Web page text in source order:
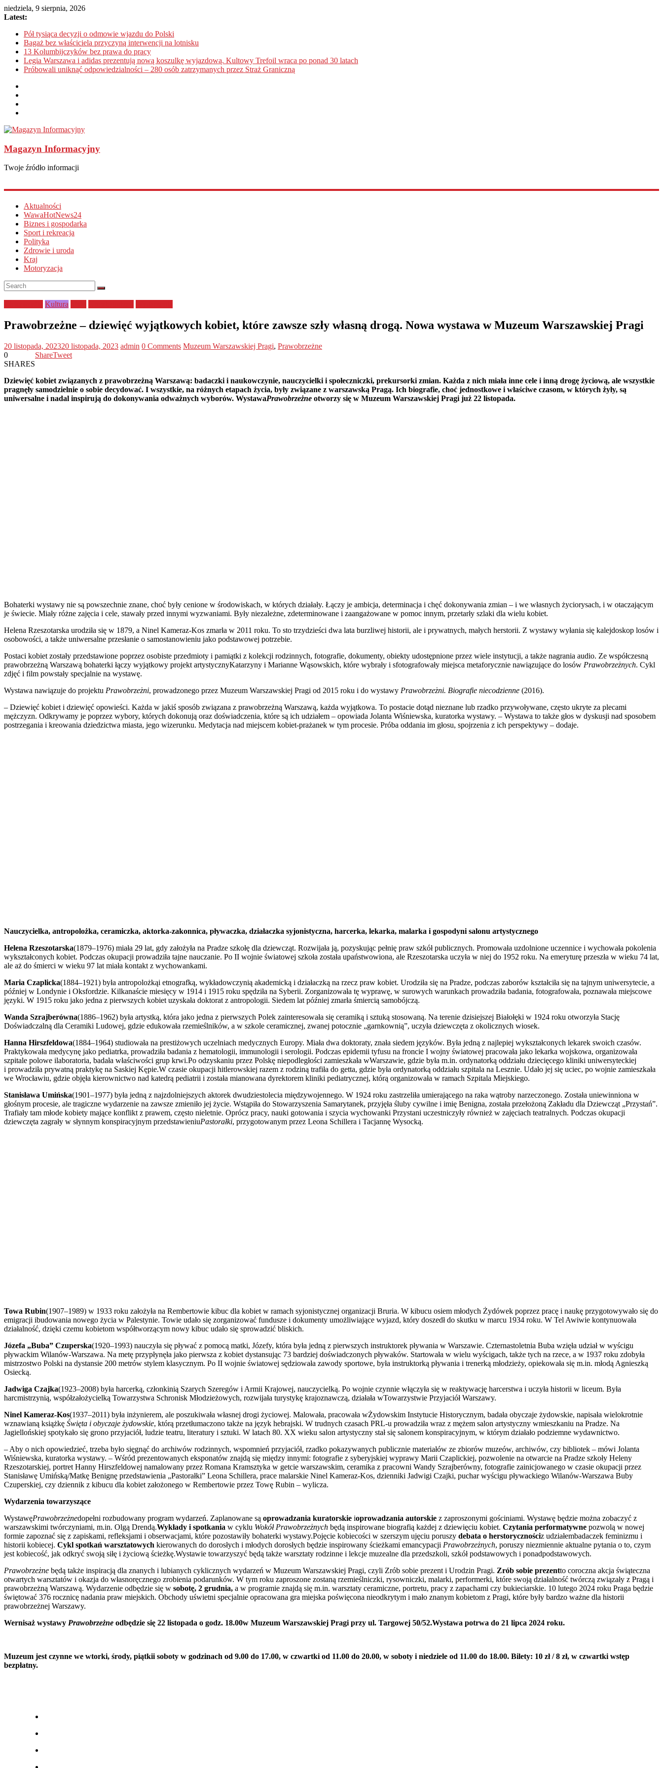
niedziela, 9 sierpnia, 2026
Latest:
Pół tysiąca decyzji o odmowie wjazdu do Polski
Bagaż bez właściciela przyczyną interwencji na lotnisku
13 Kolumbijczyków bez prawa do pracy
Legia Warszawa i adidas prezentują nową koszulkę wyjazdową. Kultowy Trefoil wraca po ponad 30 latach
Próbowali uniknąć odpowiedzialności – 280 osób zatrzymanych przez Straż Graniczną
Magazyn Informacyjny
Twoje źródło informacji
Aktualności
WawaHotNews24
Biznes i gospodarka
Sport i rekreacja
Polityka
Zdrowie i uroda
Kraj
Motoryzacja
Kultura
Prawobrzeżne – dziewięć wyjątkowych kobiet, które zawsze szły własną drogą. Nowa wystawa w Muzeum Warszawskiej Pragi
20 listopada, 202320 listopada, 2023 admin 0 Comments Muzeum Warszawskiej Pragi, Prawobrzeżne
0
SHARES
ShareTweet
Dziewięć kobiet związanych z prawobrzeżną Warszawą: badaczki i naukowczynie, nauczycielki i społeczniczki, prekursorki zmian. Każda z nich miała inne cele i inną drogę życiową, ale wszystkie
pragnęły samodzielnie o sobie decydować. I wszystkie, na różnych etapach życia, były związane z warszawską Pragą. Ich biografie, choć jednostkowe i właściwe czasom, w których żyły, są
uniwersalne i nadal inspirują do dokonywania odważnych wyborów. WystawaPrawobrzeżne otworzy się w Muzeum Warszawskiej Pragi już 22 listopada.
Bohaterki wystawy nie są powszechnie znane, choć były cenione w środowiskach, w których działały. Łączy je ambicja, determinacja i chęć dokonywania zmian – i we własnych życiorysach, i w otaczającym
je świecie. Miały różne zajęcia i cele, stawały przed innymi wyzwaniami. Były niezależne, zdeterminowane i zaangażowane w pomoc innym, przetarły szlaki dla wielu kobiet.
Helena Rzeszotarska urodziła się w 1879, a Ninel Kameraz-Kos zmarła w 2011 roku. To sto trzydzieści dwa lata burzliwej historii, ale i prywatnych, małych herstorii. Z wystawy wyłania się kalejdoskop losów i
osobowości, a także uniwersalne przesłanie o samostanowieniu jako podstawowej potrzebie.
Postaci kobiet zostały przedstawione poprzez osobiste przedmioty i pamiątki z kolekcji rodzinnych, fotografie, dokumenty, obiekty udostępnione przez wiele instytucji, a także nagrania audio. Ze współczesną
prawobrzeżną Warszawą bohaterki łączy wyjątkowy projekt artystycznyKatarzyny i Marianne Wąsowskich, które wybrały i sfotografowały miejsca metaforycznie nawiązujące do losów Prawobrzeżnych. Cykl
zdjęć i film powstały specjalnie na wystawę.
Wystawa nawiązuje do projektu Prawobrzeżni, prowadzonego przez Muzeum Warszawskiej Pragi od 2015 roku i do wystawy Prawobrzeżni. Biografie niecodzienne (2016).
– Dziewięć kobiet i dziewięć opowieści. Każda w jakiś sposób związana z prawobrzeżną Warszawą, każda wyjątkowa. To postacie dotąd nieznane lub rzadko przywoływane, często ukryte za plecami
mężczyzn. Odkrywamy je poprzez wybory, których dokonują oraz doświadczenia, które są ich udziałem – opowiada Jolanta Wiśniewska, kuratorka wystawy. – Wystawa to także głos w dyskusji nad sposobem
postrzegania i kreowania dziedzictwa miasta, jego wizerunku. Medytacja nad miejscem kobiet-prażanek w tym procesie. Próba oddania im głosu, spojrzenia z ich perspektywy – dodaje.
Nauczycielka, antropolożka, ceramiczka, aktorka-zakonnica, pływaczka, działaczka syjonistyczna, harcerka, lekarka, malarka i gospodyni salonu artystycznego
Helena Rzeszotarska(1879–1976) miała 29 lat, gdy założyła na Pradze szkołę dla dziewcząt. Rozwijała ją, pozyskując pełnię praw szkół publicznych. Promowała uzdolnione uczennice i wychowała pokolenia
wykształconych kobiet. Podczas okupacji prowadziła tajne nauczanie. Po II wojnie światowej szkoła została upaństwowiona, ale Rzeszotarska uczyła w niej do 1952 roku. Na emeryturę przeszła w wieku 74 lat,
ale aż do śmierci w wieku 97 lat miała kontakt z wychowankami.
Maria Czaplicka(1884–1921) była antropolożkąi etnografką, wykładowczynią akademicką i działaczką na rzecz praw kobiet. Urodziła się na Pradze, podczas zaborów kształciła się na tajnym uniwersytecie, a
później w Londynie i Oksfordzie. Kilkanaście miesięcy w 1914 i 1915 roku spędziła na Syberii. Zorganizowała tę wyprawę, w surowych warunkach prowadziła badania, fotografowała, poznawała miejscowe
języki. W 1915 roku jako jedna z pierwszych kobiet uzyskała doktorat z antropologii. Siedem lat później zmarła śmiercią samobójczą.
Wanda Szrajberówna(1886–1962) była artystką, która jako jedna z pierwszych Polek zainteresowała się ceramiką i sztuką stosowaną. Na terenie dzisiejszej Białołęki w 1924 roku otworzyła Stację
Doświadczalną dla Ceramiki Ludowej, gdzie edukowała rzemieślników, a w szkole ceramicznej, zwanej potocznie „garnkownią”, uczyła dziewczęta z okolicznych wiosek.
Hanna Hirszfeldowa(1884–1964) studiowała na prestiżowych uczelniach medycznych Europy. Miała dwa doktoraty, znała siedem języków. Była jedną z najlepiej wykształconych lekarek swoich czasów.
Praktykowała medycynę jako pediatrka, prowadziła badania z hematologii, immunologii i serologii. Podczas epidemii tyfusu na froncie I wojny światowej pracowała jako lekarka wojskowa, organizowała
szpitale polowe ilaboratoria, badała właściwości grup krwi.Po odzyskaniu przez Polskę niepodległości zamieszkała wWarszawie, gdzie była m.in. ordynatorką oddziału dziecięcego kliniki uniwersyteckiej
i prowadziła prywatną praktykę na Saskiej Kępie.W czasie okupacji hitlerowskiej razem z rodziną trafiła do getta, gdzie była ordynatorką oddziału szpitala na Lesznie. Udało jej się uciec, po wojnie zamieszkała
we Wrocławiu, gdzie objęła kierownictwo nad katedrą pediatrii i została mianowana dyrektorem kliniki pediatrycznej, którą organizowała w ramach Szpitala Miejskiego.
Stanisława Umińska(1901–1977) była jedną z najzdolniejszych aktorek dwudziestolecia międzywojennego. W 1924 roku zastrzeliła umierającego na raka wątroby narzeczonego. Została uniewinniona w
głośnym procesie, ale tragiczne wydarzenie na zawsze zmieniło jej życie. Wstąpiła do Stowarzyszenia Samarytanek, przyjęła śluby cywilne i imię Benigna, została przełożoną Zakładu dla Dziewcząt „Przystań”.
Trafiały tam młode kobiety mające konflikt z prawem, często nieletnie. Oprócz pracy, nauki gotowania i szycia wychowanki Przystani uczestniczyły również w zajęciach teatralnych. Podczas okupacji
dziewczęta zagrały w słynnym konspiracyjnym przedstawieniuPastorałki, przygotowanym przez Leona Schillera i Tacjannę Wysocką.
Towa Rubin(1907–1989) w 1933 roku założyła na Rembertowie kibuc dla kobiet w ramach syjonistycznej organizacji Bruria. W kibucu osiem młodych Żydówek poprzez pracę i naukę przygotowywało się do
emigracji ibudowania nowego życia w Palestynie. Towie udało się zorganizować fundusze i dokumenty umożliwiające wyjazd, który doszedł do skutku w marcu 1934 roku. W Tel Awiwie kontynuowała
działalność, dzięki czemu kobietom współtworzącym nowy kibuc udało się sprowadzić bliskich.
Józefa „Buba” Czuperska(1920–1993) nauczyła się pływać z pomocą matki, Józefy, która była jedną z pierwszych instruktorek pływania w Warszawie. Czternastoletnia Buba wzięła udział w wyścigu
pływackim Wilanów-Warszawa. Na metę przypłynęła jako pierwsza z kobiet dystansując 73 bardziej doświadczonych pływaków. Startowała w wielu wyścigach, także tych na rzece, a w 1937 roku zdobyła
mistrzostwo Polski na dystansie 200 metrów stylem klasycznym. Po II wojnie światowej sędziowała zawody sportowe, była instruktorką pływania i trenerką młodzieży, opiekowała się m.in. młodą Agnieszką
Osiecką.
Jadwiga Czajka(1923–2008) była harcerką, członkinią Szarych Szeregów i Armii Krajowej, nauczycielką. Po wojnie czynnie włączyła się w reaktywację harcerstwa i uczyła historii w liceum. Była
harcmistrzynią, współzałożycielką Towarzystwa Schronisk Młodzieżowych, rozwijała turystykę krajoznawczą, działała wTowarzystwie Przyjaciół Warszawy.
Ninel Kameraz-Kos(1937–2011) była inżynierem, ale poszukiwała własnej drogi życiowej. Malowała, pracowała wŻydowskim Instytucie Historycznym, badała obyczaje żydowskie, napisała wielokrotnie
wznawianą książkę Święta i obyczaje żydowskie, którą przetłumaczono także na język hebrajski. W trudnych czasach PRL-u prowadziła wraz z mężem salon artystyczny wmieszkaniu na Pradze. Na
Jagiellońskiej spotykało się grono przyjaciół, ludzie teatru, literatury i sztuki. W latach 80. XX wieku salon artystyczny stał się salonem konspiracyjnym, w którym działało podziemne wydawnictwo.
– Aby o nich opowiedzieć, trzeba było sięgnąć do archiwów rodzinnych, wspomnień przyjaciół, rzadko pokazywanych publicznie materiałów ze zbiorów muzeów, archiwów, czy bibliotek – mówi Jolanta
Wiśniewska, kuratorka wystawy. – Wśród prezentowanych eksponatów znajdą się między innymi: fotografie z syberyjskiej wyprawy Marii Czaplickiej, pozwolenie na otwarcie na Pradze szkoły Heleny
Rzeszotarskiej, portret Hanny Hirszfeldowej namalowany przez Romana Kramsztyka w getcie warszawskim, ceramika z pracowni Wandy Szrajberówny, fotografie zainicjowanego w czasie okupacji przez
Stanisławę Umińską/Matkę Benignę przedstawienia „Pastorałki” Leona Schillera, prace malarskie Ninel Kameraz-Kos, dzienniki Jadwigi Czajki, puchar wyścigu pływackiego Wilanów-Warszawa Buby
Czuperskiej, czy dziennik z kibucu dla kobiet założonego w Rembertowie przez Towę Rubin – wylicza.
Wydarzenia towarzyszące
WystawęPrawobrzeżnedopełni rozbudowany program wydarzeń. Zaplanowane są oprowadzania kuratorskie ioprowadzania autorskie z zaproszonymi gościniami. Wystawę będzie można zobaczyć z
warszawskimi twórczyniami, m.in. Olgą Drendą.Wykłady i spotkania w cyklu Wokół Prawobrzeżnych będą inspirowane biografią każdej z dziewięciu kobiet. Czytania performatywne pozwolą w nowej
formie zapoznać się z zapiskami, refleksjami i obserwacjami, które pozostawiły bohaterki wystawy.Pojęcie kobiecości w szerszym ujęciu poruszy debata o herstorycznościz udziałembadaczek feminizmu i
historii kobiecej. Cykl spotkań warsztatowych kierowanych do dorosłych i młodych dorosłych będzie inspirowany ścieżkami emancypacji Prawobrzeżnych, poruszy niezmiennie aktualne pytania o to, czym
jest kobiecość, jak odkryć swoją siłę i życiową ścieżkę.Wystawie towarzyszyć będą także warsztaty rodzinne i lekcje muzealne dla przedszkoli, szkół podstawowych i ponadpodstawowych.
Prawobrzeżne będą także inspiracją dla znanych i lubianych cyklicznych wydarzeń w Muzeum Warszawskiej Pragi, czyli Zrób sobie prezent i Urodzin Pragi. Zrób sobie prezentto coroczna akcja świąteczna
otwartych warsztatów i okazja do własnoręcznego zrobienia podarunków. W tym roku zaproszone zostaną rzemieślniczki, rysowniczki, malarki, performerki, które swoją działalność twórczą związały z Pragą i
prawobrzeżną Warszawą. Wydarzenie odbędzie się w sobotę, 2 grudnia, a w programie znajdą się m.in. warsztaty ceramiczne, portretu, pracy z zapachami czy bukieciarskie. 10 lutego 2024 roku Praga będzie
świętować 376 rocznicę nadania praw miejskich. Obchody uświetni specjalnie opracowana gra miejska poświęcona nieodkrytym i mało znanym kobietom z Pragi, które były bardzo ważne dla historii
prawobrzeżnej Warszawy.
Wernisaż wystawy Prawobrzeżne odbędzie się 22 listopada o godz. 18.00w Muzeum Warszawskiej Pragi przy ul. Targowej 50/52.Wystawa potrwa do 21 lipca 2024 roku.
Muzeum jest czynne we wtorki, środy, piątkii soboty w godzinach od 9.00 do 17.00, w czwartki od 11.00 do 20.00, w soboty i niedziele od 11.00 do 18.00. Bilety: 10 zł / 8 zł, w czwartki wstęp
bezpłatny.